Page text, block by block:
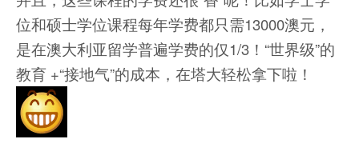
位和硕士学位课程每年学费都只需13000澳元，
是在澳大利亚留学普遍学费的仅1/3！“世界级”的
教育 +“接地气”的成本，在塔大轻松拿下啦！